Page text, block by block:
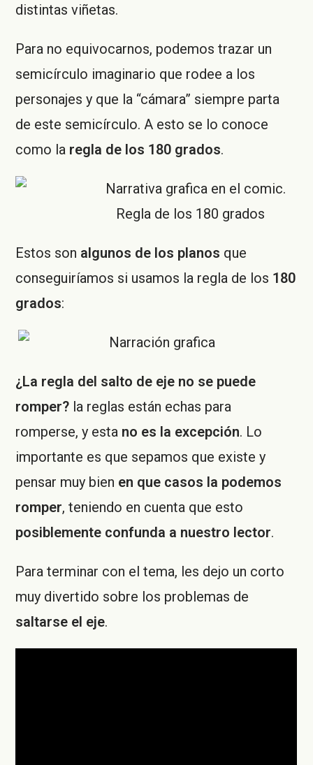
distintas viñetas.
Para no equivocarnos, podemos trazar un
semicírculo imaginario que rodee a los
personajes y que la “cámara” siempre parta
de este semicírculo. A esto se lo conoce
como la regla de los 180 grados.
Regla de los 180 grados
Estos son algunos de los planos que
conseguiríamos si usamos la regla de los 180
grados:
¿La regla del salto de eje no se puede
romper? la reglas están echas para
romperse, y esta no es la excepción. Lo
importante es que sepamos que existe y
pensar muy bien en que casos la podemos
romper, teniendo en cuenta que esto
posiblemente confunda a nuestro lector.
Para terminar con el tema, les dejo un corto
muy divertido sobre los problemas de
saltarse el eje.